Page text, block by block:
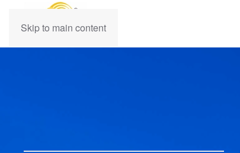
Skip to main content